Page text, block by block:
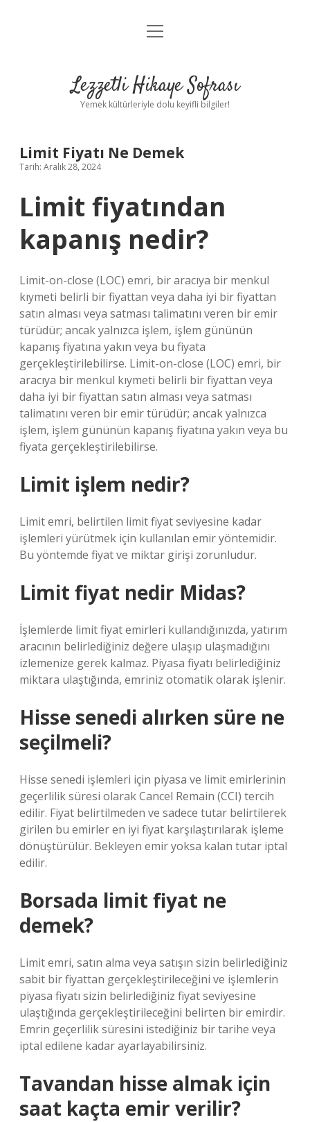
Anasayfa
Yasal Uyarı
menüyü
Lezzetli Hikaye Sofrası
Yemek kültürleriyle dolu keyifli bilgiler!
Limit Fiyatı Ne Demek
Tarih: Aralık 28, 2024
Limit fiyatından
kapanış nedir?
Limit-on-close (LOC) emri, bir aracıya bir menkul
kıymeti belirli bir fiyattan veya daha iyi bir fiyattan
satın alması veya satması talimatını veren bir emir
türüdür; ancak yalnızca işlem, işlem gününün
kapanış fiyatına yakın veya bu fiyata
gerçekleştirilebilirse. Limit-on-close (LOC) emri, bir
aracıya bir menkul kıymeti belirli bir fiyattan veya
daha iyi bir fiyattan satın alması veya satması
talimatını veren bir emir türüdür; ancak yalnızca
işlem, işlem gününün kapanış fiyatına yakın veya bu
fiyata gerçekleştirilebilirse.
Limit işlem nedir?
Limit emri, belirtilen limit fiyat seviyesine kadar
işlemleri yürütmek için kullanılan emir yöntemidir.
Bu yöntemde fiyat ve miktar girişi zorunludur.
Limit fiyat nedir Midas?
İşlemlerde limit fiyat emirleri kullandığınızda, yatırım
aracının belirlediğiniz değere ulaşıp ulaşmadığını
izlemenize gerek kalmaz. Piyasa fiyatı belirlediğiniz
miktara ulaştığında, emriniz otomatik olarak işlenir.
Hisse senedi alırken süre ne
seçilmeli?
Hisse senedi işlemleri için piyasa ve limit emirlerinin
geçerlilik süresi olarak Cancel Remain (CCI) tercih
edilir. Fiyat belirtilmeden ve sadece tutar belirtilerek
girilen bu emirler en iyi fiyat karşılaştırılarak işleme
dönüştürülür. Bekleyen emir yoksa kalan tutar iptal
edilir.
Borsada limit fiyat ne
demek?
Limit emri, satın alma veya satışın sizin belirlediğiniz
sabit bir fiyattan gerçekleştirileceğini ve işlemlerin
piyasa fiyatı sizin belirlediğiniz fiyat seviyesine
ulaştığında gerçekleştirileceğini belirten bir emirdir.
Emrin geçerlilik süresini istediğiniz bir tarihe veya
iptal edilene kadar ayarlayabilirsiniz.
Tavandan hisse almak için
saat kaçta emir verilir?